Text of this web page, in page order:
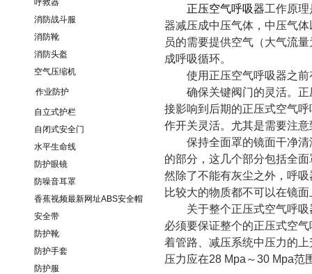
呼救器
消防战斗服
消防靴
消防头盔
空气压缩机
作业防护
自立式护栏
自闭式安全门
水平生命线
防护眼镜
防噪音耳罩
香蕉视频最新网址ABS安全帽
安全带
防护靴
防护手套
防护服
正压空气呼吸器工作原理
器减压成中压气体，中压气体
员的需要提供空气（大气流量为
成呼吸循环。
使用正压空气呼吸器之前有
确保关键阀门的灵活。正压
接影响到后期的正压式空气呼
作开关灵活。尤其是需要注
保持全面罩的镜面干净清洁
的部分，这几个部分包括全
然除了不能有灰尘之外，呼
比较大的物质都不可以在镜面上
关于整个正压式空气呼吸器
必须要保证整个的正压式空气
着管路、减压系统中压力的上
压力应在28 Mpa～30 Mpa范围